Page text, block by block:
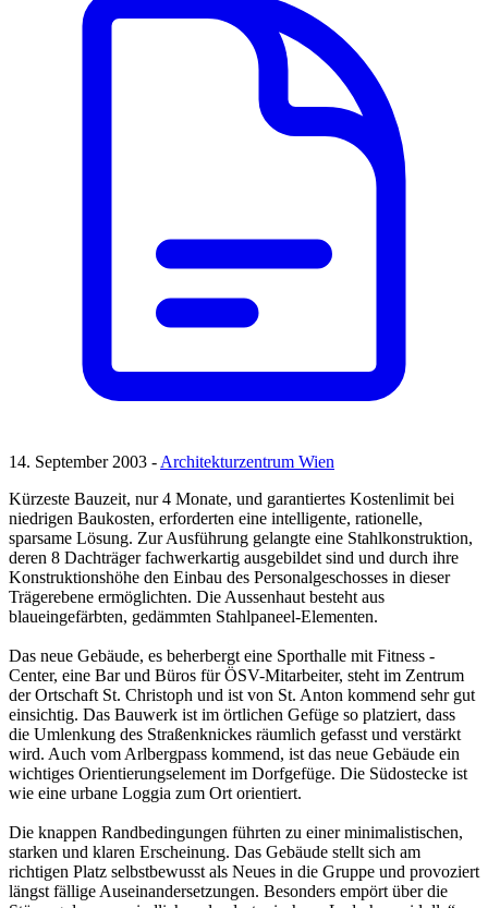
14. September 2003 -Architekturzentrum Wien
Kürzeste Bauzeit, nur 4 Monate, und garantiertes Kostenlimit bei
niedrigen Baukosten, erforderten eine intelligente, rationelle,
sparsame Lösung. Zur Ausführung gelangte eine Stahlkonstruktion,
deren 8 Dachträger fachwerkartig ausgebildet sind und durch ihre
Konstruktionshöhe den Einbau des Personalgeschosses in dieser
Trägerebene ermöglichten. Die Aussenhaut besteht aus
blaueingefärbten, gedämmten Stahlpaneel-Elementen.
Das neue Gebäude, es beherbergt eine Sporthalle mit Fitness -
Center, eine Bar und Büros für ÖSV-Mitarbeiter, steht im Zentrum
der Ortschaft St. Christoph und ist von St. Anton kommend sehr gut
einsichtig. Das Bauwerk ist im örtlichen Gefüge so platziert, dass
die Umlenkung des Straßenknickes räumlich gefasst und verstärkt
wird. Auch vom Arlbergpass kommend, ist das neue Gebäude ein
wichtiges Orientierungselement im Dorfgefüge. Die Südostecke ist
wie eine urbane Loggia zum Ort orientiert.
Die knappen Randbedingungen führten zu einer minimalistischen,
starken und klaren Erscheinung. Das Gebäude stellt sich am
richtigen Platz selbstbewusst als Neues in die Gruppe und provoziert
längst fällige Auseinandersetzungen. Besonders empört über die